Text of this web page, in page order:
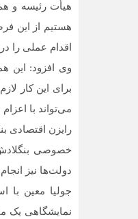
هیأت رئیسه و
هستیم از این
اقدام عملی را
وی افزود: این
برای این کار
می‌تواند با
رایزن اقتصادی
خصوصی
دولت‌ها نیز
جولیا معین با
نمایشگاهی یک